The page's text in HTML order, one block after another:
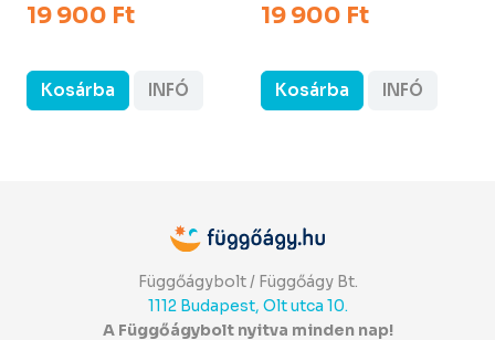
19 900 Ft
Kosárba INFÓ
19 900 Ft
Kosárba INFÓ
Függőágybolt / Függőágy Bt.
1112 Budapest, Olt utca 10.
A Függőágybolt nyitva minden nap!